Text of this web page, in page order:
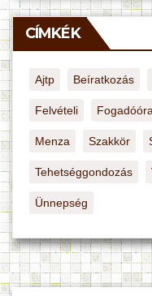
CÍMKÉK
Ajtp Beíratkozás
Felvételi Fogadóóra
Menza Szakkör
Tehetséggondozás
Ünnepség